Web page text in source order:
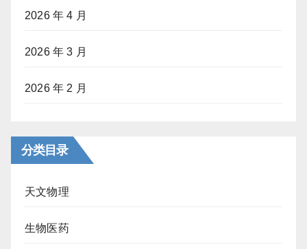
2026 年 4 月
2026 年 3 月
2026 年 2 月
分类目录
天文物理
生物医药